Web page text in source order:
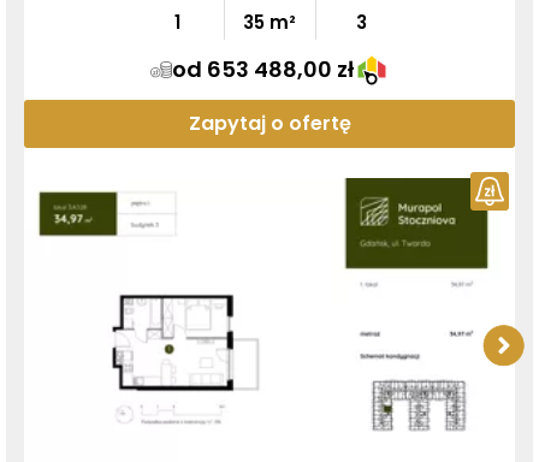
1
35m²
3
od 653 488,00 zł
Zapytaj o ofertę